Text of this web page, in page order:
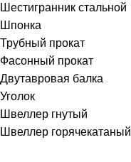
Шестигранник стальной
Шпонка
Трубный прокат
Фасонный прокат
Двутавровая балка
Уголок
Швеллер гнутый
Швеллер горячекатаный